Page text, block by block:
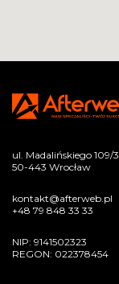
ul. Madalińskiego 109/3
50-443 Wrocław
kontakt@afterweb.pl
+48 79 848 33 33
NIP: 9141502323
REGON: 022378454